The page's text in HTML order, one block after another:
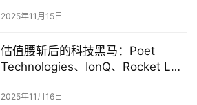
2025年11月15日
估值腰斩后的科技黑马：Poet
Technologies、IonQ、Rocket Lab
2025年11月16日